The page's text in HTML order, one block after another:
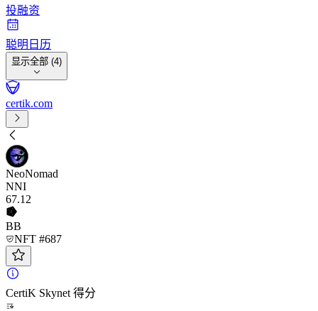
投融资
聪明日历
显示全部 (4)
certik.com
NeoNomad
NNI
67.12
BB
NFT #687
CertiK Skynet 得分